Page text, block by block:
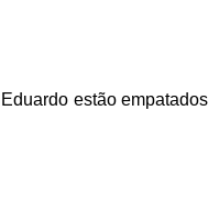
estão empatados